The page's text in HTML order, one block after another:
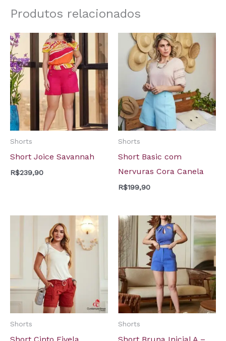
Produtos relacionados
Shorts
Short Joice Savannah
R$239,90
Shorts
Short Basic com
Nervuras Cora Canela
R$199,90
Shorts Shorts